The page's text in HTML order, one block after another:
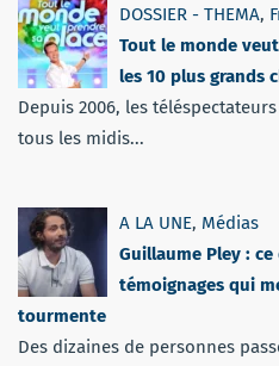
DOSSIER - THEMA,
Tout le monde
les 10 plus grands
Depuis 2006, les
tous les midis...
A LA UNE, Médias
Guillaume Pley :
témoignages qui
tourmente
Des dizaines de personnes